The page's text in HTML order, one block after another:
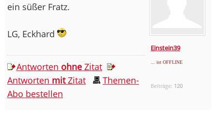
Einstein39
... ist OFFLINE
Beiträge: 120
ein süßer Fratz.
LG, Eckhard
Antworten ohne Zitat
Antworten mitZitat
Themen-
Abo bestellen